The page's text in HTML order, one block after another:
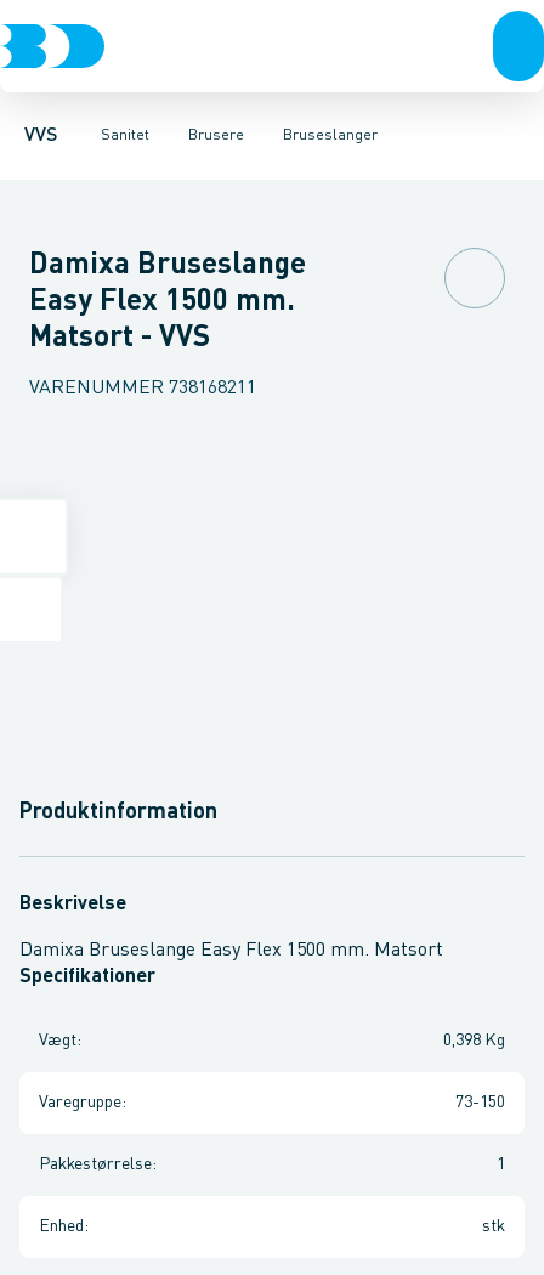
VVS Sanitet
Rør & fittingsPressfittings & rørKuglehaner & ventiler
Brusere
Toiletter, sæder og cisterner VaskeArmaturer
Bruseslanger
HåndbrusereBruseslanger BrusesætBrusestænger
Damixa Bruseslange
Easy Flex 1500 mm.
Matsort - VVS
VARENUMMER 738168211
Produktinformation
Beskrivelse
Damixa Bruseslange Easy Flex 1500 mm. Matsort
Specifikationer
Vægt: 0,398 Kg
Varegruppe: 73-150
Pakkestørrelse: 1
Enhed : stk